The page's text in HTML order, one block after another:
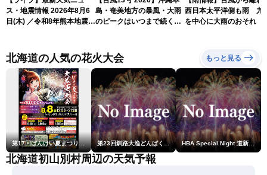
ス・地震情報 2026年8月6
日(木) ／令和8年熊本地震情
LiVEムーン・駒木結衣／本
田竜也〉
島・奄美地方の暴風・大雨
のピークはいつまで続く？
西日本太平洋側も雨 九
を中心に大雨のおそれ
北海道の人気の花火大会 もっと見る
第17回ばんけい夏まつり大花火大会 第23回釧路大漁どんぱく花火大会 ～道新・光と音のファンタジー～ HBA Special Night 道新・秋華火（はなび）
北海道初山別村周辺の天気予報